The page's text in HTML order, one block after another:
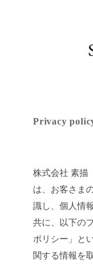
Privacy
株式会社 素描
は、お客さま
識し、個人情
共に、以下の
ポリシー」と
関する情報を